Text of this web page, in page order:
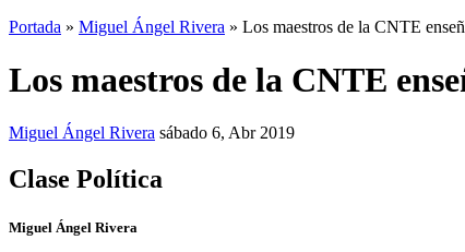
Portada » Miguel Ángel Rivera » Los maestros de la CNTE
Los maestros de la CNTE
Miguel Ángel Rivera sábado 6, Abr 2019
Clase Política
Miguel Ángel Rivera